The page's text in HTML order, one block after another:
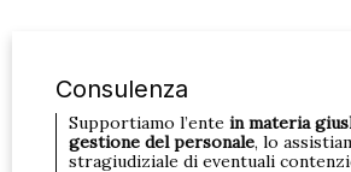
Consulenza
Supportiamo l’ente in materia
gestione del personale, lo
stragiudiziale di eventuali